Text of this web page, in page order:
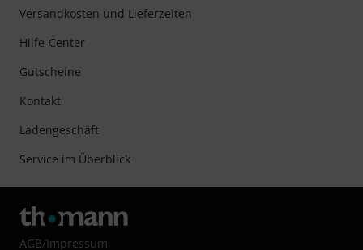
Versandkosten und Lieferzeiten
Hilfe-Center
Gutscheine
Kontakt
Ladengeschäft
Service im Überblick
AGB/Impressum